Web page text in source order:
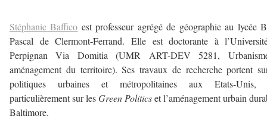
Stéphanie Baffico est professeur agrégé de géographie au lycée
Pascal de Clermont-Ferrand. Elle est doctorante à
Perpignan Via Domitia (UMR ART-DEV 5281,
aménagement du territoire). Ses travaux de recherche portent
politiques urbaines et métropolitaines aux Etats-Unis,
particulièrement sur lesGreen Politicset l’aménagement urbain
Baltimore.